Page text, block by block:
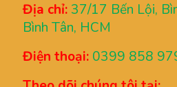
Địa chỉ: 37/17 Bến Lội,
Bình Tân, HCM
Điện thoại: 0399 858